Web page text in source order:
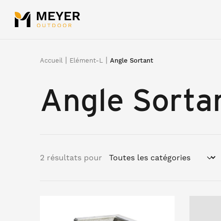
Accueil| Elément-L| Angle Sortant
Angle
2 résultats pour